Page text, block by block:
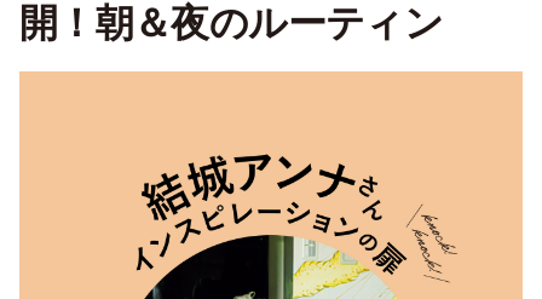
開！朝＆夜のルーティン